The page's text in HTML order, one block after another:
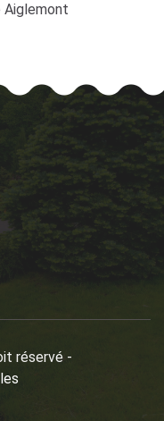
réservé -